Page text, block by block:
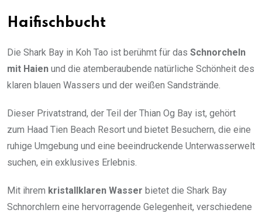
Haifischbucht
Die Shark Bay in Koh Tao ist berühmt für das Schnorcheln
mit Haien und die atemberaubende natürliche Schönheit des
klaren blauen Wassers und der weißen Sandstrände.
Dieser Privatstrand, der Teil der Thian Og Bay ist, gehört
zum Haad Tien Beach Resort und bietet Besuchern, die eine
ruhige Umgebung und eine beeindruckende Unterwasserwelt
suchen, ein exklusives Erlebnis.
Mit ihrem kristallklaren Wasser bietet die Shark Bay
Schnorchlern eine hervorragende Gelegenheit, verschiedene